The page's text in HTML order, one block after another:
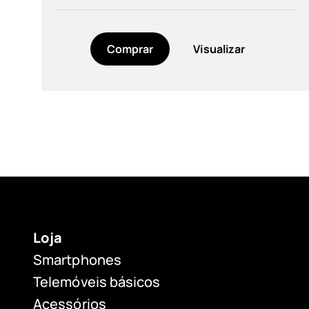
Comprar Visualizar
Loja
Smartphones
Telemóveis básicos
Acessórios